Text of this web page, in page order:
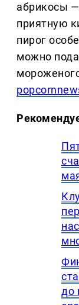
абрикосы
приятную
пирог
можно
до